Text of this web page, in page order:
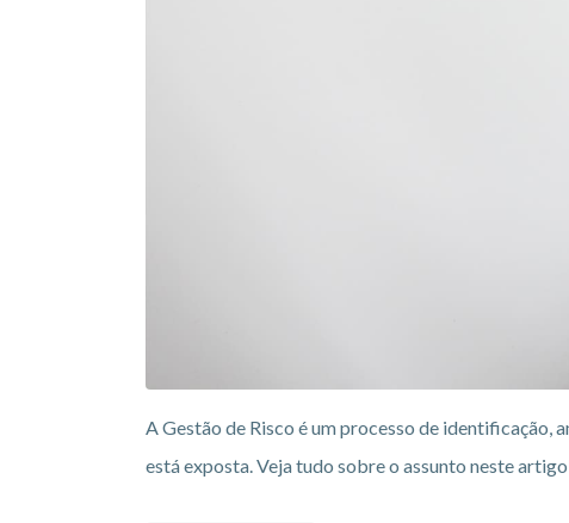
A Gestão de Risco é um processo de identificação,
está exposta. Veja tudo sobre o assunto neste